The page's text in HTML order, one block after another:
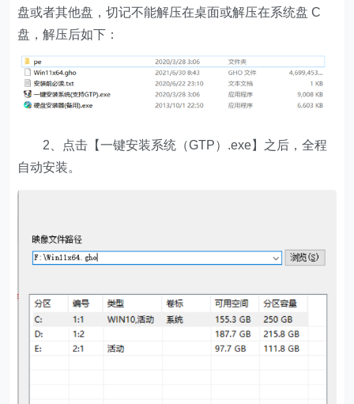
盘或者其他盘，切记不能解压在桌面或解压在系统盘 C
盘，解压后如下：
2、点击【一键安装系统（GTP）.exe】之后，全程
自动安装。